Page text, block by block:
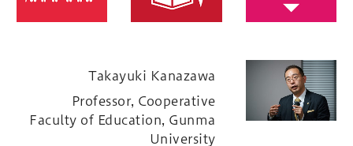
Takayuki Kanazawa
Professor, Cooperative
Faculty of Education, Gunma
University